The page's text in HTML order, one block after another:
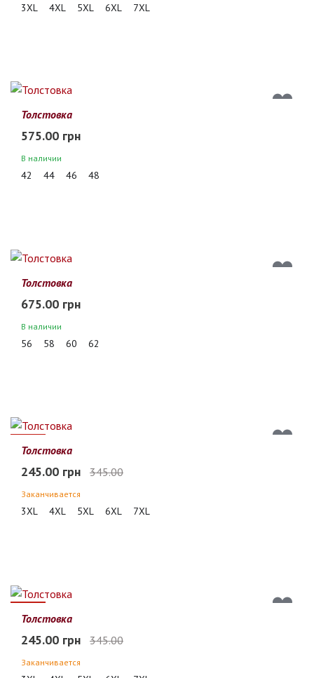
3XL 4XL 5XL 6XL 7XL
Толстовка
575.00 грн
В наличии
42 44 46 48
Толстовка
675.00 грн
В наличии
56 58 60 62
29%
Толстовка
245.00 грн 345.00
Заканчивается
3XL 4XL 5XL 6XL 7XL
29%
Толстовка
245.00 грн 345.00
Заканчивается